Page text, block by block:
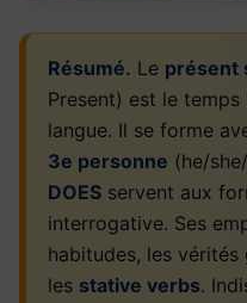
Résumé. Le présent
Present) est le
langue. Il se forme
3e personne (he/
DOES servent aux
interrogative. Ses
habitudes, les vérités
les stative verbs.